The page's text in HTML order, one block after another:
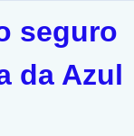
seguro
da Azul